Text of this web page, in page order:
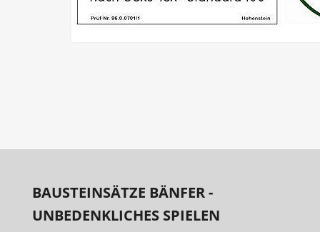
BAUSTEINSÄTZE BÄNFER -
UNBEDENKLICHES SPIELEN